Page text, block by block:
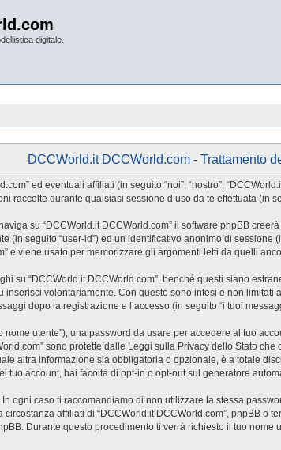
digitale.
DCCWorld.it DCCWorld.com - Trattamento
ed eventuali affiliati (in seguito “noi”, “nostro”,
raccolte durante qualsiasi sessione d’uso da te effettuata (in
su “DCCWorld.it DCCWorld.com” il software phpBB
(in seguito “user-id”) ed un identificativo anonimo di
e viene usato per memorizzare gli argomenti letti da quelli
su “DCCWorld.it DCCWorld.com”, benché questi siano
volontariamente. Con questo sono intesi e non
dopo la registrazione e l’accesso (in seguito “i tuoi
utente”), una password da usare per accedere al tuo
sono protette dalle Leggi sulla Privacy dello Stato
altra informazione sia obbligatoria o opzionale, è a totale
tuo account, hai facoltà di opt-in o opt-out sul generatore
ogni caso ti raccomandiamo di non utilizzare la stessa
affiliati di “DCCWorld.it DCCWorld.com”, phpBB
Durante questo procedimento ti verrà richiesto il tuo